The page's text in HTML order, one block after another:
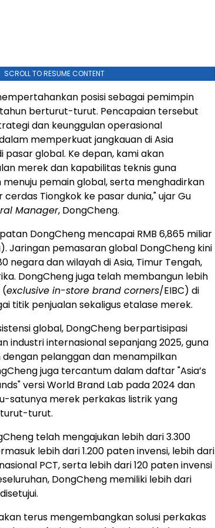
SCROLL TO RESUME CONTENT
posisi sebagai pemimpin
berturut-turut. Pencapaian tersebut
dan keunggulan operasional
memperkuat jangkauan di Asia
pasar global. Ke depan, kami akan
merek dan kapabilitas teknis guna
pemain global, serta menghadirkan
Tiongkok ke pasar dunia," ujar Gu
Manager, DongCheng.
DongCheng mencapai RMB 6,865 miliar
Jaringan pemasaran global DongCheng kini
negara dan wilayah di Asia, Timur Tengah,
DongCheng juga telah membangun lebih
(exclusive in-store brand corners/EIBC) di
titik penjualan sekaligus etalase merek.
global, DongCheng berpartisipasi
industri internasional sepanjang 2025, guna
pelanggan dan menampilkan
juga tercantum dalam daftar "Asia’s
versi World Brand Lab pada 2024 dan
satunya merek perkakas listrik yang
turut.
telah mengajukan lebih dari 3.300
lebih dari 1.200 paten invensi, lebih dari
PCT, serta lebih dari 120 paten invensi
DongCheng memiliki lebih dari
terus mengembangkan solusi perkakas